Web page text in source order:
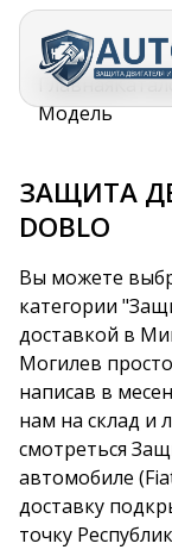
Перейти к
основному
содержанию
Строка
Главная
Модель
ЗАЩИТА
DOBLO
Вы можете
категории
доставкой в
Могилев
написав в
нам на склад и
смотреться
автомобиле
доставку
точку